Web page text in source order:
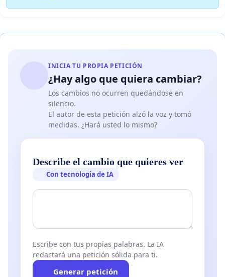
INICIA TU PROPIA PETICIÓN
¿Hay algo que quiera cambiar?
Los cambios no ocurren quedándose en
silencio.
El autor de esta petición alzó la voz y tomó
medidas. ¿Hará usted lo mismo?
Describe el cambio que quieres ver
Con tecnología de IA
Escribe con tus propias palabras. La IA
redactará una petición sólida para ti.
Generar petición